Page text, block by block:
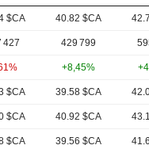
$CA 40.82 $CA
427 429 799
+8,45%
$CA 39.58 $CA
$CA 40.92 $CA
$CA 39.56 $CA